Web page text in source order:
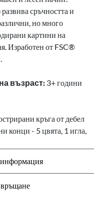
сръчността и
но много
картини на
Изработен от FSC®
възраст: 3+ години
кръга от дебел
конци - 5 цвята, 1 игла,